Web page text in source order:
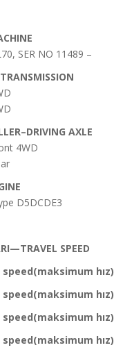
SER NO 11489 –
AXLE
4WD
D5DCDE3
SPEED
(maksimum hız)
(maksimum hız)
(maksimum hız)
(maksimum hız)